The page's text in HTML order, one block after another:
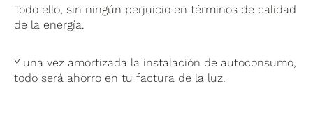
Todo ello, sin ningún perjuicio en términos de calidad
de la energía.
Y una vez amortizada la instalación de autoconsumo,
todo será ahorro en tu factura de la luz.